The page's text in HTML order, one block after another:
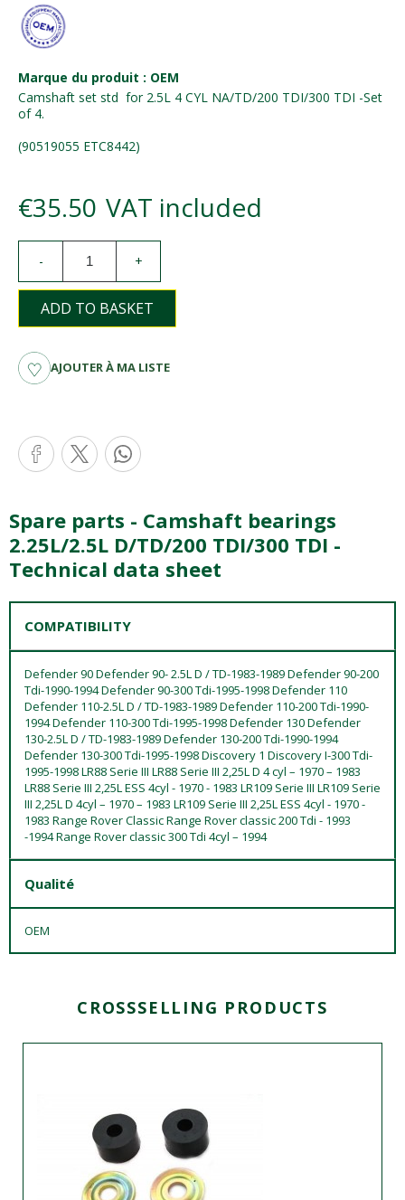
Marque du produit : OEM
Camshaft set std for 2.5L 4 CYL NA/TD/200 TDI/300 TDI -Set
of 4.
(90519055 ETC8442)
€35.50 VAT included
- +
ADD TO BASKET
AJOUTER À MA LISTE
Spare parts - Camshaft bearings
2.25L/2.5L D/TD/200 TDI/300 TDI -
Technical data sheet
COMPATIBILITY
Defender 90 Defender 90- 2.5L D / TD-1983-1989 Defender 90-200
Tdi-1990-1994 Defender 90-300 Tdi-1995-1998 Defender 110
Defender 110-2.5L D / TD-1983-1989 Defender 110-200 Tdi-1990-
1994 Defender 110-300 Tdi-1995-1998 Defender 130 Defender
130-2.5L D / TD-1983-1989 Defender 130-200 Tdi-1990-1994
Defender 130-300 Tdi-1995-1998 Discovery 1 Discovery I-300 Tdi-
1995-1998 LR88 Serie III LR88 Serie III 2,25L D 4 cyl – 1970 – 1983
LR88 Serie III 2,25L ESS 4cyl - 1970 - 1983 LR109 Serie III LR109 Serie
III 2,25L D 4cyl – 1970 – 1983 LR109 Serie III 2,25L ESS 4cyl - 1970 -
1983 Range Rover Classic Range Rover classic 200 Tdi - 1993
-1994 Range Rover classic 300 Tdi 4cyl – 1994
Qualité
OEM
CROSSSELLING PRODUCTS